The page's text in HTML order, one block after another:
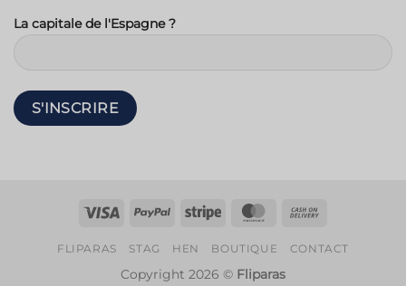
La capitale de l'Espagne ?
Visa PayPal Rayure MasterCard
FLIPARAS STAG HEN BOUTIQUE CONTACT
Copyright 2026 © Fliparas